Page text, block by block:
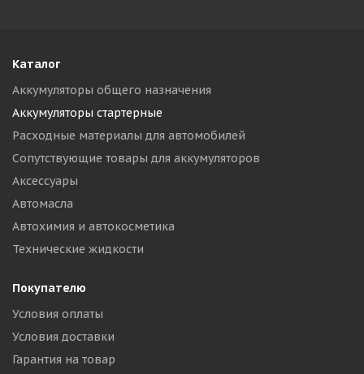
Каталог
Аккумуляторы общего назначения
Аккумуляторы стартерные
Расходные материалы для автомобилей
Сопутствующие товары для аккумуляторов
Аксессуары
Автомасла
Автохимия и автокосметика
Технические жидкости
Покупателю
Условия оплаты
Условия доставки
Гарантия на товар